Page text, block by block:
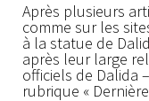
Après plusieurs
comme sur les
à la statue de
après leur large
officiels de Dalida
rubrique «